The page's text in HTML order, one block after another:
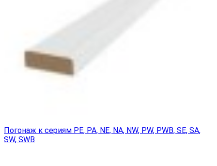
Погонаж к сериям PE, PA, NE, NA, NW, PW, PWB, SE, SA,
SW, SWB